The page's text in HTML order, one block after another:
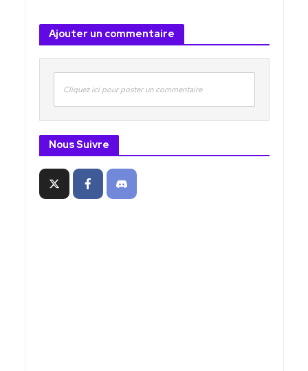
Ajouter un commentaire
Cliquez ici pour poster un commentaire
Nous Suivre